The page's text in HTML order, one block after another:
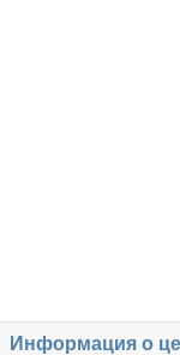
Информация о